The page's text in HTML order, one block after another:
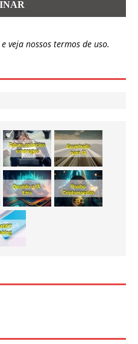
e veja nossos termos de uso.